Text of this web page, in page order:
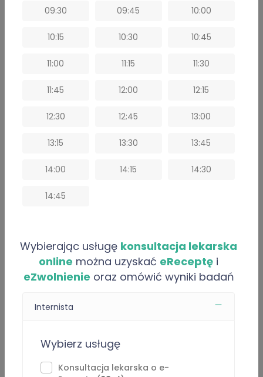
Pokaż wszystkie
Umów e-Wizytę (Wybierz termin)
Informacje i usługi online
O “Wiktor Raputa”
pracuję jako lekarz rezydent w dziedzinie Urologii.
Zdobyłem doświadczenie zawodowe pracując m.in. w
gabinetach lekarza podstawowej opieki zdrowotnej,
telemedycynie, szpitalu wojewódzkim oraz miejskim.
przeziębień, stanów zapalnych gardła, nieżytów
zakażeń układu moczowego.
09:30 09:45 10:00
10:15 10:30 10:45
11:00 11:15 11:30
11:45 12:00 12:15
12:30 12:45 13:00
13:15 13:30 13:45
14:00 14:15 14:30
14:45
Wybierając usługę konsultacja lekarska
online można uzyskać eReceptę i
eZwolnienie oraz omówić wyniki badań
Internista
Wybierz usługę
Konsultacja lekarska o e-